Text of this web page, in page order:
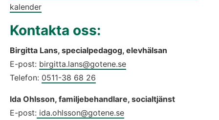
kalender
Kontakta oss:
Birgitta Lans, specialpedagog, elevhälsan
E-post: birgitta.lans@gotene.se
Telefon: 0511-38 68 26
Ida Ohlsson, familjebehandlare, socialtjänst
E-post: ida.ohlsson@gotene.se